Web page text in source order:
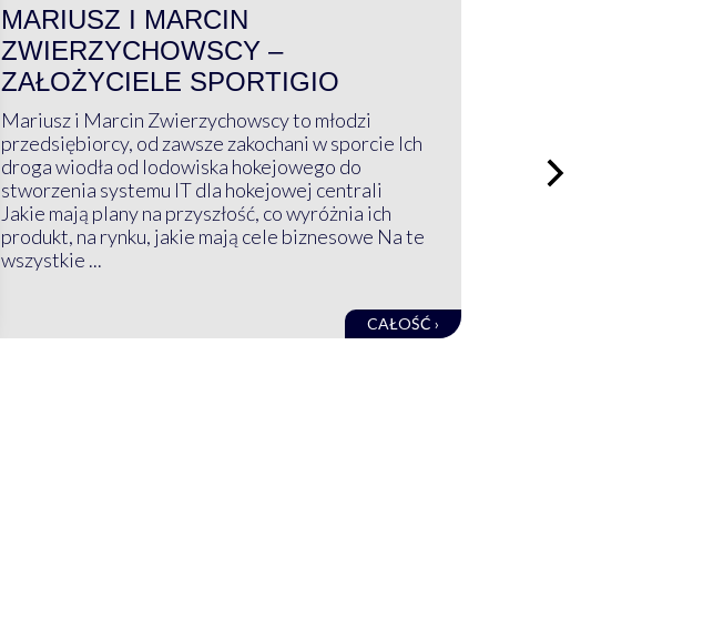
MARIUSZ I MARCIN
ZWIERZYCHOWSCY –
ZAŁOŻYCIELE SPORTIGIO
Mariusz i Marcin Zwierzychowscy to młodzi
przedsiębiorcy, od zawsze zakochani w sporcie Ich
droga wiodła od lodowiska hokejowego do
stworzenia systemu IT dla hokejowej centrali
Jakie mają plany na przyszłość, co wyróżnia ich
produkt, na rynku, jakie mają cele biznesowe Na te
wszystkie ...
CAŁOŚĆ ›